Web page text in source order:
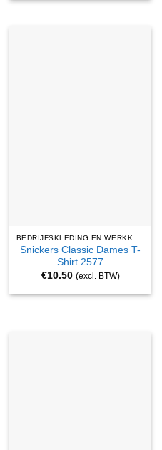
Snickers Classic Dames T-
Shirt 2577
€10.50 (excl. BTW)